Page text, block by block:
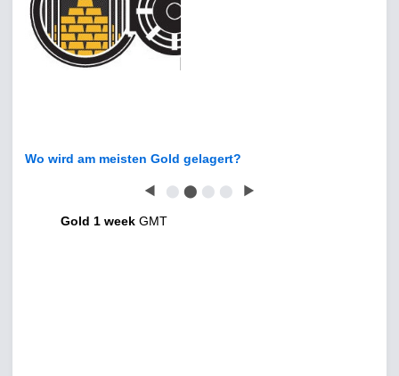
Wo wird am meisten Gold gelagert?
◀ ⬤ ⬤ ⬤ ⬤ ▶
Gold 1 week GMT